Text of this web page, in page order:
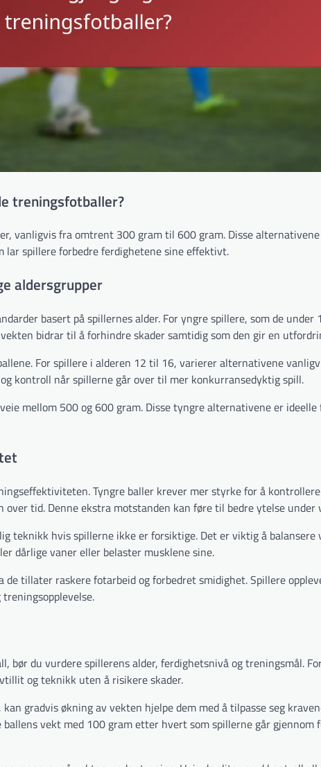
treningsfotballer?
vanligvis fra omtrent 300 gram til 600 gram. Disse
lar spillere forbedre ferdighetene sine effektivt.
aldersgrupper
basert på spillernes alder. For yngre spillere, som de under
bidrar til å forhindre skader samtidig som den gir en
For spillere i alderen 12 til 16, varierer alternativene
kontroll når spillerne går over til mer konkurransedyktig spill.
mellom 500 og 600 gram. Disse tyngre alternativene er
Tyngre baller krever mer styrke for å kontrollere
tid. Denne ekstra motstanden kan føre til bedre ytelse under
teknikk hvis spillerne ikke er forsiktige. Det er viktig å balansere
dårlige vaner eller belaster musklene sine.
tillater raskere fotarbeid og forbedret smidighet. Spillere
du vurdere spillerens alder, ferdighetsnivå og treningsmål.
og teknikk uten å risikere skader.
gradvis økning av vekten hjelpe dem med å tilpasse seg
vekt med 100 gram etter hvert som spillerne går gjennom